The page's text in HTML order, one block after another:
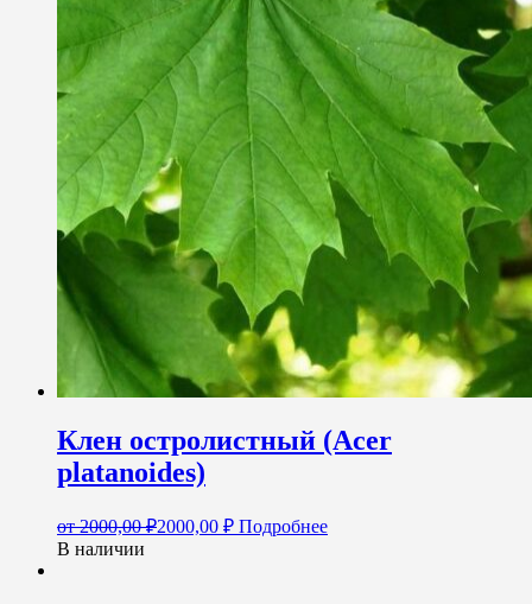
Клен остролистный (Acer
platanoides)
от2000,00₽2000,00 ₽ Подробнее
В наличии